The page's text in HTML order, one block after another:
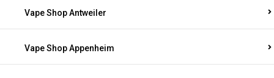
Vape Shop Antweiler
Vape Shop Appenheim